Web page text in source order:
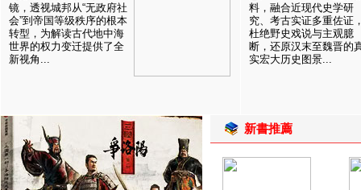
镜，透视城邦从“无政府社
会”到帝国等级秩序的根本
转型，为解读古代地中海
世界的权力变迁提供了全
新视角...
料，融合近现代史学研
究、考古实证多重佐证
杜绝野史戏说与主观臆
断，还原汉末至魏晋的
实宏大历史图景...
新書推薦